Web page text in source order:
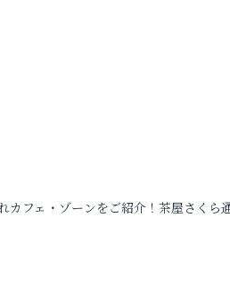
カフェ・ゾーンをご紹介！茶屋さくら